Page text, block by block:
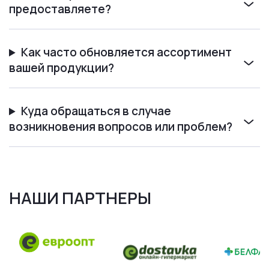
предоставляете?
Как часто обновляется ассортимент
вашей продукции?
Куда обращаться в случае
возникновения вопросов или проблем?
НАШИ ПАРТНЕРЫ